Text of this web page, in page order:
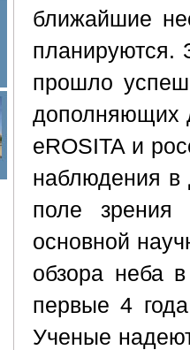
ближайшие
планируются.
прошло
дополняющих
eROSITA и
наблюдения в
поле зрения
основной
обзора неба
первые 4
Ученые